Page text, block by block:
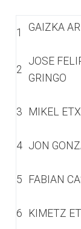
1 GAIZKA
2
JOSE
GRINGO
3 MIKEL
4 JON
5 FABIAN
6 KIMETZ